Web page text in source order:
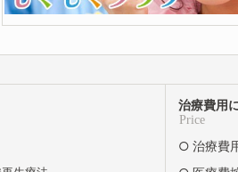
治療費用
Price
治療費